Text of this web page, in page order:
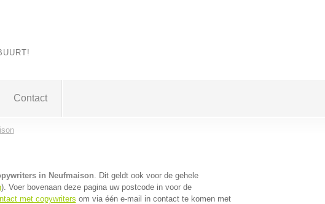
Contact
in Neufmaison. Dit geldt ook voor de gehele
). Voer bovenaan deze pagina uw postcode in voor de
met copywriters om via één e-mail in contact te komen met